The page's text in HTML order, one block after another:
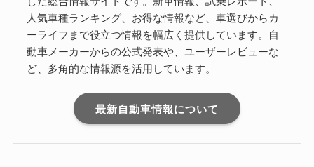
人気車種ランキング、お得な情報など、車選びからカ
ーライフまで役立つ情報を幅広く提供しています。自
動車メーカーからの公式発表や、ユーザーレビューな
ど、多角的な情報源を活用しています。
最新自動車情報について